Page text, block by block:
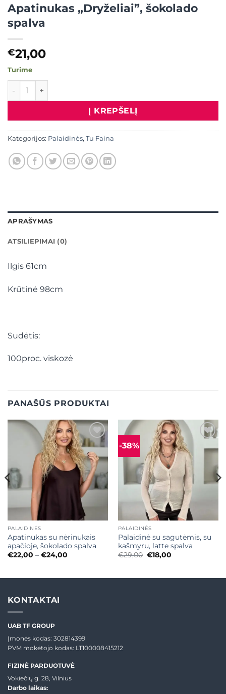
Apatinukas „Dryželiai”, šokolado
spalva
€21,00
Turime
produkto kiekis: Apatinukas "Dryželiai", šokolado spalva
Į KREPŠELĮ
Kategorijos: Palaidinės, Tu Faina
APRAŠYMAS
ATSILIEPIMAI (0)
Ilgis 61cm
Krūtinė 98cm
Sudėtis:
100proc. viskozė
PANAŠŪS PRODUKTAI
Mėgstamiausias
PALAIDINĖS
Apatinukas su nėrinukais
apačioje, šokolado spalva
€22,00 – €24,00Price
€24,00
-38% Mėgstamiausias
PALAIDINĖS
Palaidinė su sagutėmis, su
kašmyru, latte spalva
€29,00 Original
price
€18,00Current
KONTAKTAI
UAB TF GROUP
Įmonės kodas: 302814399
PVM mokėtojo kodas: LT100008415212
FIZINĖ PARDUOTUVĖ
Vokiečių g. 28, Vilnius
Darbo laikas: